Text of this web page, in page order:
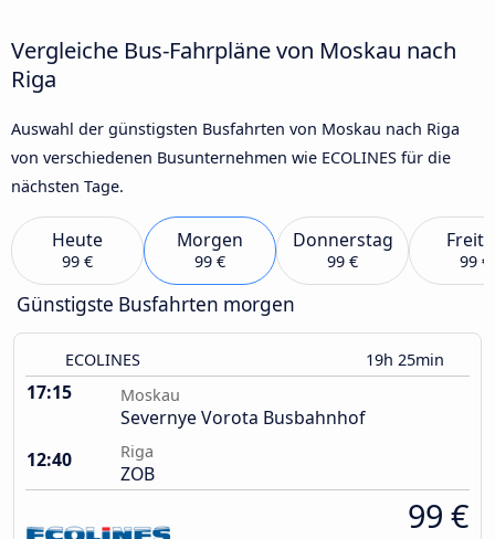
Vergleiche Bus-Fahrpläne von Moskau nach
Riga
Auswahl der günstigsten Busfahrten von Moskau nach Riga
von verschiedenen Busunternehmen wie ECOLINES für die
nächsten Tage.
Heute
99 €
Morgen
99 €
Donnerstag
99 € 99 €
Günstigste Busfahrten morgen
ECOLINES 19h 25min
17:15 Moskau
Severnye Vorota Busbahnhof
12:40
Riga
ZOB
99 €